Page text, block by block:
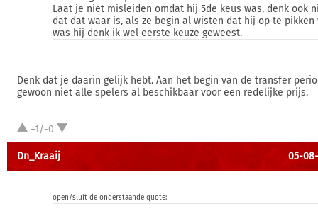
Laat je niet misleiden omdat hij 5de keus was, denk ook
dat dat waar is, als ze begin al wisten dat hij op te pikken
was hij denk ik wel eerste keuze geweest.
Denk dat je daarin gelijk hebt. Aan het begin van de transfer
gewoon niet alle spelers al beschikbaar voor een redelijke prijs.
+1/-0
Dn_Kraaij 05-08-
open/sluit de onderstaande quote: